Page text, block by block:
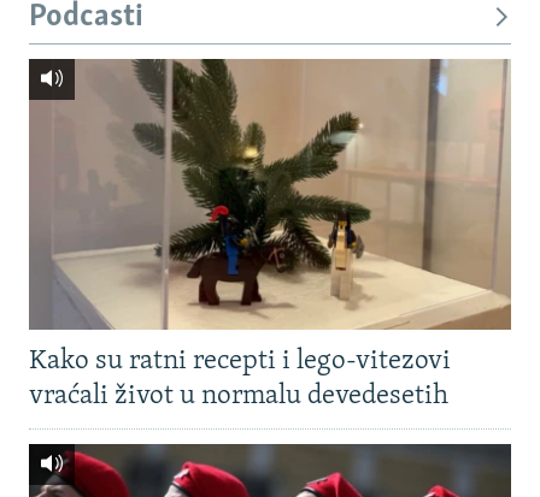
Podcasti
Kako su ratni recepti i lego-vitezovi
vraćali život u normalu devedesetih